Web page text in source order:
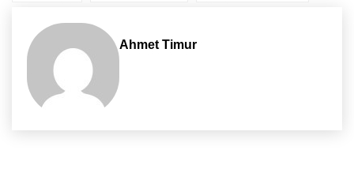
Ahmet Timur